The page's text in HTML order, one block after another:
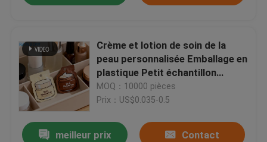
Crème et lotion de soin de la
peau personnalisée Emballage en
plastique Petit échantillon
cosmétique Sachet Mylar sacs
en feuille de papier Sacs de joint
MOQ：10000 pièces
Prix：US$0.035-0.5
meilleur prix Contact